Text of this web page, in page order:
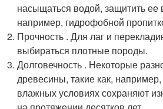
насыщаться водой, защитить
например, гидрофобной
Прочность . Для лаг и
выбираться плотные породы.
Долговечность . Некоторые
древесины, такие как,
влажных условиях сохраняют